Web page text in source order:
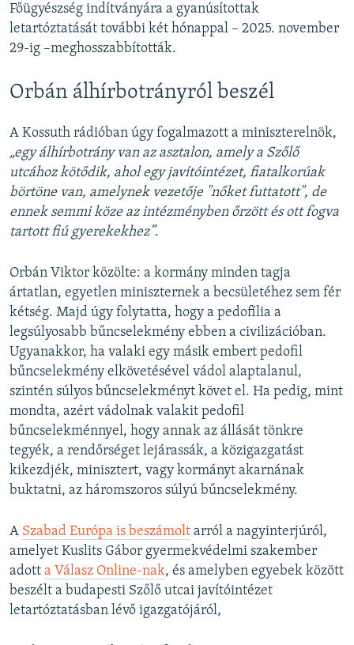
Főügyészség indítványára a gyanúsítottak
letartóztatását további két hónappal – 2025. november
29-ig –meghosszabbították.
Orbán álhírbotrányról beszél
A Kossuth rádióban úgy fogalmazott a miniszterelnök,
„egy álhírbotrány van az asztalon, amely a Szőlő
utcához kötődik, ahol egy javítóintézet, fiatalkorúak
börtöne van, amelynek vezetője "nőket futtatott", de
ennek semmi köze az intézményben őrzött és ott fogva
tartott fiú gyerekekhez”.
Orbán Viktor közölte: a kormány minden tagja
ártatlan, egyetlen miniszternek a becsületéhez sem fér
kétség. Majd úgy folytatta, hogy a pedofília a
legsúlyosabb bűncselekmény ebben a civilizációban.
Ugyanakkor, ha valaki egy másik embert pedofil
bűncselekmény elkövetésével vádol alaptalanul,
szintén súlyos bűncselekményt követ el. Ha pedig, mint
mondta, azért vádolnak valakit pedofil
bűncselekménnyel, hogy annak az állását tönkre
tegyék, a rendőrséget lejárassák, a közigazgatást
kikezdjék, minisztert, vagy kormányt akarnának
buktatni, az háromszoros súlyú bűncselekmény.
A Szabad Európa is beszámolt arról a nagyinterjúról,
amelyet Kuslits Gábor gyermekvédelmi szakember
adott a Válasz Online-nak, és amelyben egyebek között
beszélt a budapesti Szőlő utcai javítóintézet
letartóztatásban lévő igazgatójáról,